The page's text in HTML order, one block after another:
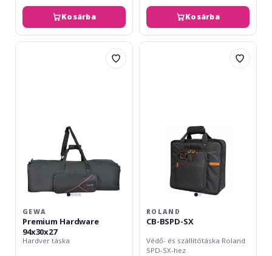
Kosárba Kosárba
Gewa
GEWA
Premium Hardware
94x30x27
Hardver táska
Roland
ROLAND
CB-BSPD-SX
Védő- és szállítótáska Roland
SPD-SX-hez